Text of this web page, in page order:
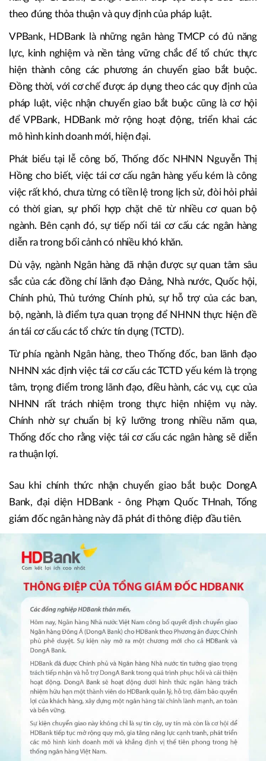
theo đúng thỏa thuận và quy định của pháp luật.
VPBank, HDBank là những ngân hàng TMCP có đủ năng
lực, kinh nghiệm và nền tảng vững chắc để tổ chức thực
hiện thành công các phương án chuyển giao bắt buộc.
Đồng thời, với cơ chế được áp dụng theo các quy định của
pháp luật, việc nhận chuyển giao bắt buộc cũng là cơ hội
để VPBank, HDBank mở rộng hoạt động, triển khai các
mô hình kinh doanh mới, hiện đại.
Phát biểu tại lễ công bố, Thống đốc NHNN Nguyễn Thị
Hồng cho biết, việc tái cơ cấu ngân hàng yếu kém là công
việc rất khó, chưa từng có tiền lệ trong lịch sử, đòi hỏi phải
có thời gian, sự phối hợp chặt chẽ từ nhiều cơ quan bộ
ngành. Bên cạnh đó, sự tiếp nối tái cơ cấu các ngân hàng
diễn ra trong bối cảnh có nhiều khó khăn.
Dù vậy, ngành Ngân hàng đã nhận được sự quan tâm sâu
sắc của các đồng chí lãnh đạo Đảng, Nhà nước, Quốc hội,
Chính phủ, Thủ tướng Chính phủ, sự hỗ trợ của các ban,
bộ, ngành, là điểm tựa quan trọng để NHNN thực hiện đề
án tái cơ cấu các tổ chức tín dụng (TCTD).
Từ phía ngành Ngân hàng, theo Thống đốc, ban lãnh đạo
NHNN xác định việc tái cơ cấu các TCTD yếu kém là trọng
tâm, trọng điểm trong lãnh đạo, điều hành, các vụ, cục của
NHNN rất trách nhiệm trong thực hiện nhiệm vụ này.
Chính nhờ sự chuẩn bị kỹ lưỡng trong nhiều năm qua,
Thống đốc cho rằng việc tái cơ cấu các ngân hàng sẽ diễn
ra thuận lợi.
Sau khi chính thức nhận chuyển giao bắt buộc DongA
Bank, đại diện HDBank - ông Phạm Quốc THnah, Tổng
giám đốc ngân hàng này đã phát đi thông điệp đầu tiên.